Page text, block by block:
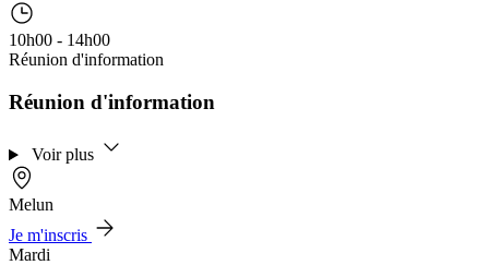
10h00 - 14h00
Réunion d'information
Réunion d'information
Voir plus
Melun
Je m'inscris
Mardi